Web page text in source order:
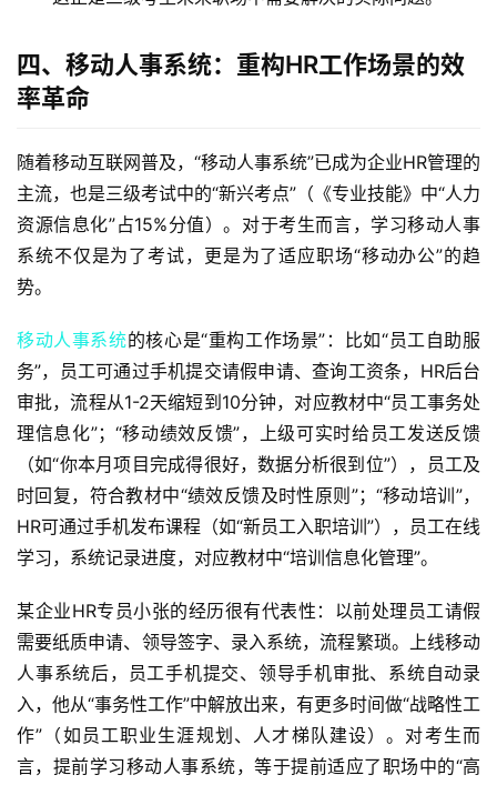
四、移动人事系统：重构HR工作场景的效
率革命
随着移动互联网普及，“移动人事系统”已成为企业HR管理的
主流，也是三级考试中的“新兴考点”（《专业技能》中“人力
资源信息化”占15%分值）。对于考生而言，学习移动人事
系统不仅是为了考试，更是为了适应职场“移动办公”的趋
势。
移动人事系统的核心是“重构工作场景”：比如“员工自助服
务”，员工可通过手机提交请假申请、查询工资条，HR后台
审批，流程从1-2天缩短到10分钟，对应教材中“员工事务处
理信息化”；“移动绩效反馈”，上级可实时给员工发送反馈
（如“你本月项目完成得很好，数据分析很到位”），员工及
时回复，符合教材中“绩效反馈及时性原则”；“移动培训”，
HR可通过手机发布课程（如“新员工入职培训”），员工在线
学习，系统记录进度，对应教材中“培训信息化管理”。
某企业HR专员小张的经历很有代表性：以前处理员工请假
需要纸质申请、领导签字、录入系统，流程繁琐。上线移动
人事系统后，员工手机提交、领导手机审批、系统自动录
入，他从“事务性工作”中解放出来，有更多时间做“战略性工
作”（如员工职业生涯规划、人才梯队建设）。对考生而
言，提前学习移动人事系统，等于提前适应了职场中的“高